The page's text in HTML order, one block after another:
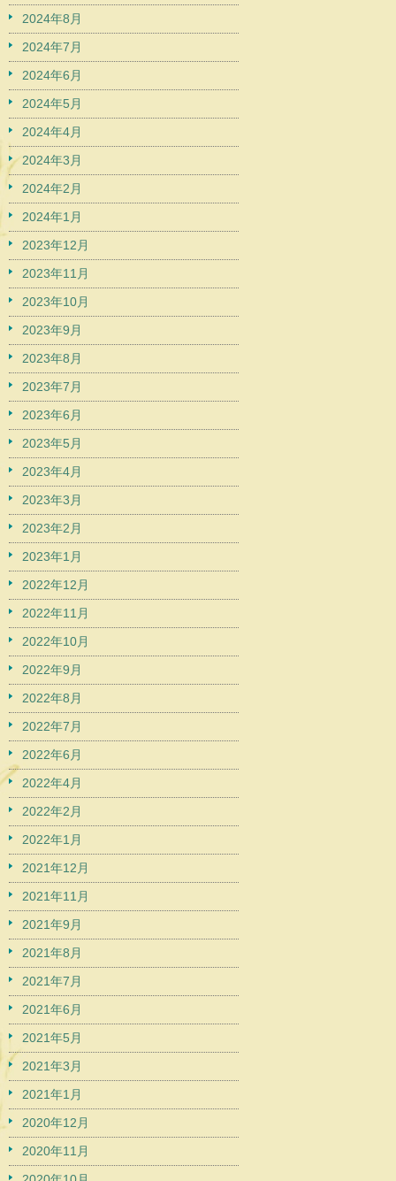
2024年8月
2024年7月
2024年6月
2024年5月
2024年4月
2024年3月
2024年2月
2024年1月
2023年12月
2023年11月
2023年10月
2023年9月
2023年8月
2023年7月
2023年6月
2023年5月
2023年4月
2023年3月
2023年2月
2023年1月
2022年12月
2022年11月
2022年10月
2022年9月
2022年8月
2022年7月
2022年6月
2022年4月
2022年2月
2022年1月
2021年12月
2021年11月
2021年9月
2021年8月
2021年7月
2021年6月
2021年5月
2021年3月
2021年1月
2020年12月
2020年11月